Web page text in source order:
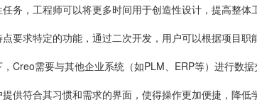
务，工程师可以将更多时间用于创造性设计，提高整体
要求特定的功能，通过二次开发，用户可以根据项目职
Creo需要与其他企业系统（如PLM、ERP等）进行数
供符合其习惯和需求的界面，使得操作更加便捷，降低